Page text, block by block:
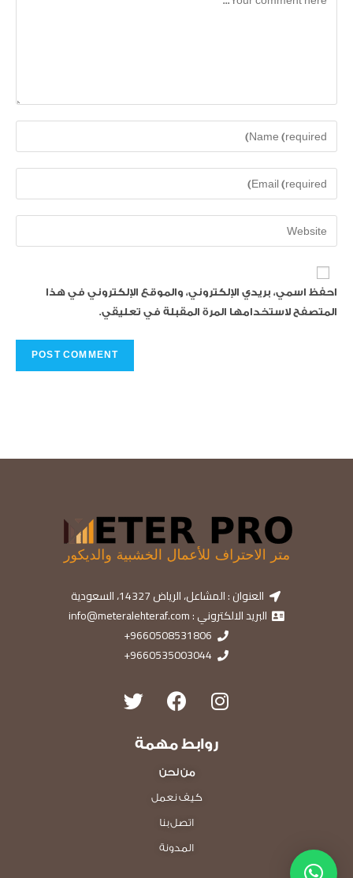
احفظ اسمي، بريدي الإلكتروني، والموقع الإلكتروني في هذا
المتصفح لاستخدامها المرة المقبلة في تعليقي.
العنوان : المشاعل، الرياض 14327، السعودية
البريد الالكتروني : info@meteralehteraf.com
9660508531806+
9660535003044+
روابط مهمة
من نحن
كيف نعمل
اتصل بنا
المدونة